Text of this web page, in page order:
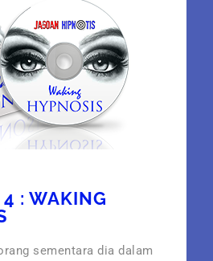
: WAKING
sementara dia dalam